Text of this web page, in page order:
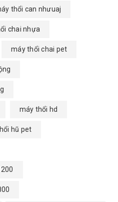
thổi can nhưuaj
chai nhựa
máy thổi chai pet
máy thổi hd
hũ pet